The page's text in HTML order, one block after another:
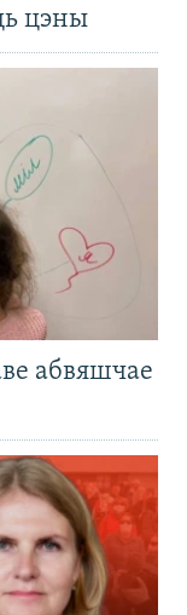
цэны
абвяшчае